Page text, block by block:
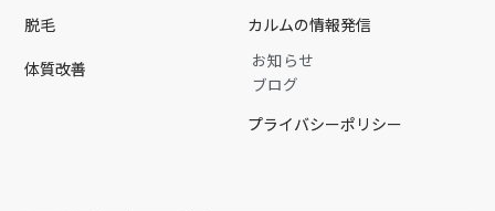
脱毛
体質改善
カルムの情報発信
お知らせ
ブログ
プライバシーポリシー